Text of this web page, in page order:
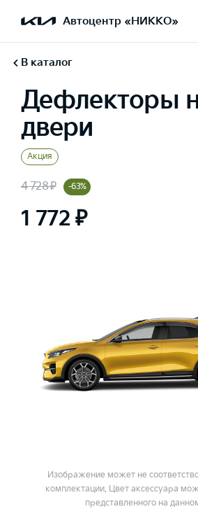
Автоцентр «НИККО»
В каталог
Дефлекторы
двери
Акция
4 728 ₽ -63%
1 772 ₽
Изображение может не
комплектации. Цвет аксессуара
представленного на